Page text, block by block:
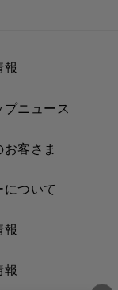
報
プニュース
客さま
について
報
報